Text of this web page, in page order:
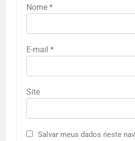
Nome *
E-mail *
Site
Salvar meus dados neste